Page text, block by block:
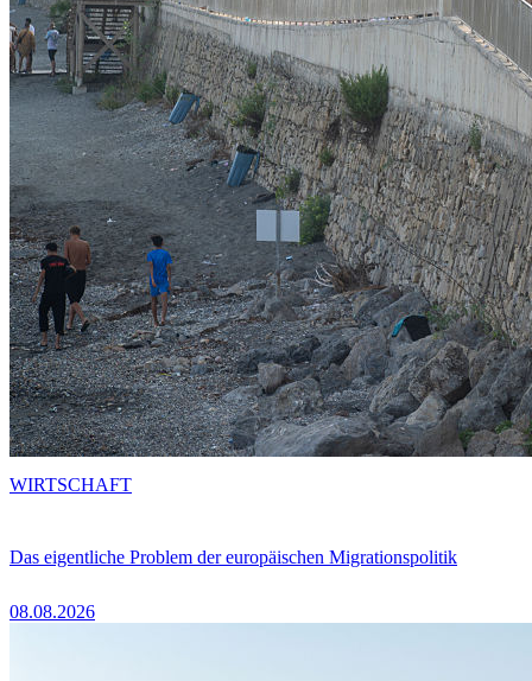
Das eigentliche Problem der europäischen Migrationspolitik
08.08.2026
WIRTSCHAFT